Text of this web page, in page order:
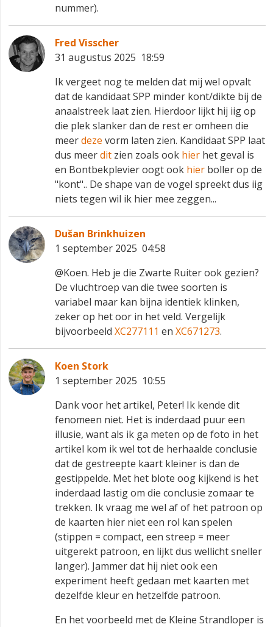
nummer).
Fred Visscher
31 augustus 2025 18:59
Ik vergeet nog te melden dat mij wel opvalt
dat de kandidaat SPP minder kont/dikte bij de
anaalstreek laat zien. Hierdoor lijkt hij iig op
die plek slanker dan de rest er omheen die
meerdeze vorm laten zien. Kandidaat SPP laat
dus meerdit zien zoals ook hier het geval is
en Bontbekplevier oogt ook hier boller op de
"kont".. De shape van de vogel spreekt dus iig
niets tegen wil ik hier mee zeggen...
Dušan Brinkhuizen
1 september 2025 04:58
@Koen. Heb je die Zwarte Ruiter ook gezien?
De vluchtroep van die twee soorten is
variabel maar kan bijna identiek klinken,
zeker op het oor in het veld. Vergelijk
bijvoorbeeld XC277111 en XC671273.
Koen Stork
1 september 2025 10:55
Dank voor het artikel, Peter! Ik kende dit
fenomeen niet. Het is inderdaad puur een
illusie, want als ik ga meten op de foto in het
artikel kom ik wel tot de herhaalde conclusie
dat de gestreepte kaart kleiner is dan de
gestippelde. Met het blote oog kijkend is het
inderdaad lastig om die conclusie zomaar te
trekken. Ik vraag me wel af of het patroon op
de kaarten hier niet een rol kan spelen
(stippen = compact, een streep = meer
uitgerekt patroon, en lijkt dus wellicht sneller
langer). Jammer dat hij niet ook een
experiment heeft gedaan met kaarten met
dezelfde kleur en hetzelfde patroon.
En het voorbeeld met de Kleine Strandloper is